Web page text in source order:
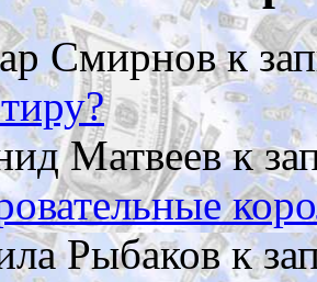
Смирновк
Матвеевк
Рыбаковк